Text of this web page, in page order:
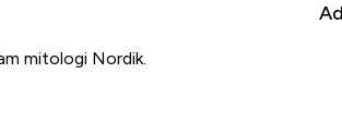
mitologi Nordik.